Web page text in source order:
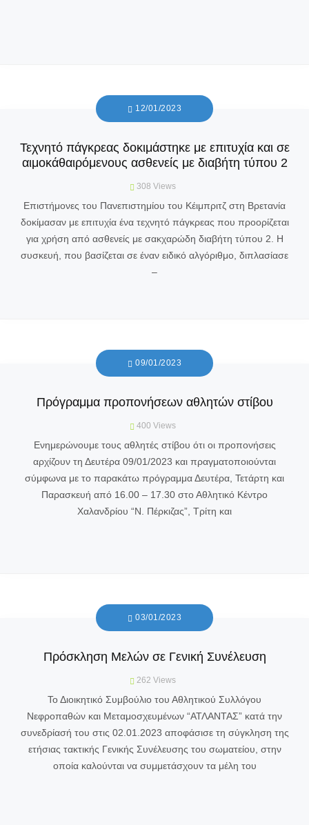
12/01/2023
Τεχνητό πάγκρεας δοκιμάστηκε με επιτυχία και σε
αιμοκάθαιρόμενους ασθενείς με διαβήτη τύπου 2
308 Views
Επιστήμονες του Πανεπιστημίου του Κέιμπριτζ στη Βρετανία
δοκίμασαν με επιτυχία ένα τεχνητό πάγκρεας που προορίζεται
για χρήση από ασθενείς με σακχαρώδη διαβήτη τύπου 2. Η
συσκευή, που βασίζεται σε έναν ειδικό αλγόριθμο, διπλασίασε
–
09/01/2023
Πρόγραμμα προπονήσεων αθλητών στίβου
400 Views
Ενημερώνουμε τους αθλητές στίβου ότι οι προπονήσεις
αρχίζουν τη Δευτέρα 09/01/2023 και πραγματοποιούνται
σύμφωνα με το παρακάτω πρόγραμμα Δευτέρα, Τετάρτη και
Παρασκευή από 16.00 – 17.30 στο Αθλητικό Κέντρο
Χαλανδρίου “Ν. Πέρκιζας”, Τρίτη και
03/01/2023
Πρόσκληση Μελών σε Γενική Συνέλευση
262 Views
Το Διοικητικό Συμβούλιο του Αθλητικού Συλλόγου
Νεφροπαθών και Μεταμοσχευμένων “ΑΤΛΑΝΤΑΣ” κατά την
συνεδρίασή του στις 02.01.2023 αποφάσισε τη σύγκληση της
ετήσιας τακτικής Γενικής Συνέλευσης του σωματείου, στην
οποία καλούνται να συμμετάσχουν τα μέλη του